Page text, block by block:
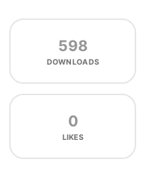
598
DOWNLOADS
0
LIKES